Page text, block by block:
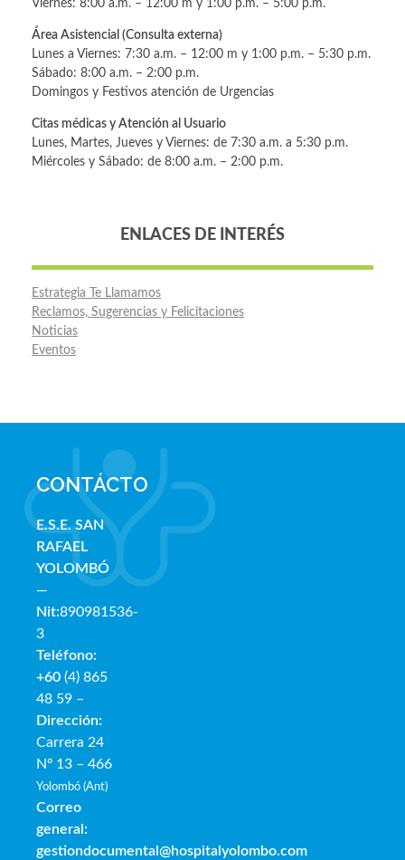
Viernes: 8:00 a.m. – 12:00 m y 1:00 p.m. – 5:00 p.m.
Área Asistencial (Consulta externa)
Lunes a Viernes: 7:30 a.m. – 12:00 m y 1:00 p.m. – 5:30 p.m.
Sábado: 8:00 a.m. – 2:00 p.m.
Domingos y Festivos atención de Urgencias
Citas médicas y Atención al Usuario
Lunes, Martes, Jueves y Viernes: de 7:30 a.m. a 5:30 p.m.
Miércoles y Sábado: de 8:00 a.m. – 2:00 p.m.
ENLACES DE INTERÉS
Estrategia Te Llamamos
Reclamos, Sugerencias y Felicitaciones
Noticias
Eventos
CONTÁCTO
E.S.E. SAN
RAFAEL
YOLOMBÓ
—
Nit:890981536-
3
Teléfono:
+60 (4) 865
48 59 –
Dirección:
Carrera 24
Nº 13 – 466
Yolombó (Ant)
Correo
general:
gestiondocumental@hospitalyolombo.com